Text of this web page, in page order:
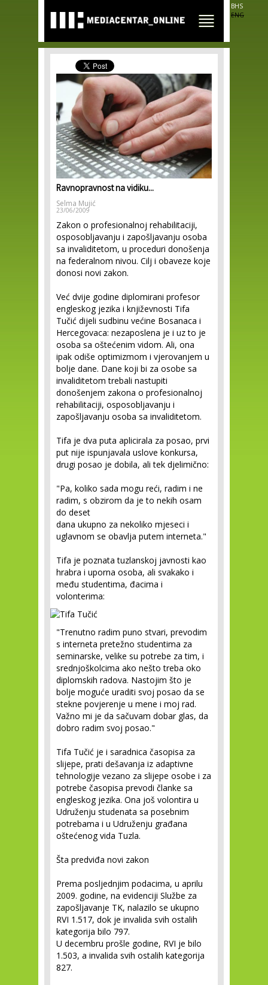
main
content
BHS
ENG
Ravnopravnost na vidiku...
Selma Mujić
23/06/2009
Zakon o profesionalnoj rehabilitaciji,
osposobljavanju i zapošljavanju osoba
sa invaliditetom, u proceduri donošenja
na federalnom nivou. Cilj i obaveze koje
donosi novi zakon.
Već dvije godine diplomirani profesor
engleskog jezika i književnosti Tifa
Tučić dijeli sudbinu većine Bosanaca i
Hercegovaca: nezaposlena je i uz to je
osoba sa oštećenim vidom. Ali, ona
ipak odiše optimizmom i vjerovanjem u
bolje dane. Dane koji bi za osobe sa
invaliditetom trebali nastupiti
donošenjem zakona o profesionalnoj
rehabilitaciji, osposobljavanju i
zapošljavanju osoba sa invaliditetom.
Tifa je dva puta aplicirala za posao, prvi
put nije ispunjavala uslove konkursa,
drugi posao je dobila, ali tek djelimično:
"Pa, koliko sada mogu reći, radim i ne
radim, s obzirom da je to nekih osam
do deset
dana ukupno za nekoliko mjeseci i
uglavnom se obavlja putem interneta."
Tifa je poznata tuzlanskoj javnosti kao
hrabra i uporna osoba, ali svakako i
među studentima, đacima i
volonterima:
"Trenutno radim puno stvari, prevodim
s interneta pretežno studentima za
seminarske, velike su potrebe za tim, i
srednjoškolcima ako nešto treba oko
diplomskih radova. Nastojim što je
bolje moguće uraditi svoj posao da se
stekne povjerenje u mene i moj rad.
Važno mi je da sačuvam dobar glas, da
dobro radim svoj posao."
Tifa Tučić je i saradnica časopisa za
slijepe, prati dešavanja iz adaptivne
tehnologije vezano za slijepe osobe i za
potrebe časopisa prevodi članke sa
engleskog jezika. Ona još volontira u
Udruženju studenata sa posebnim
potrebama i u Udruženju građana
oštećenog vida Tuzla.
Šta predviđa novi zakon
Prema posljednjim podacima, u aprilu
2009. godine, na evidenciji Službe za
zapošljavanje TK, nalazilo se ukupno
RVI 1.517, dok je invalida svih ostalih
kategorija bilo 797.
U decembru prošle godine, RVI je bilo
1.503, a invalida svih ostalih kategorija
827.